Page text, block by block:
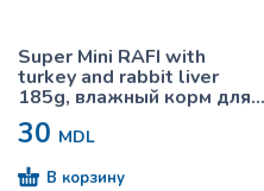
Super Mini RAFI with
turkey and rabbit liver
185g, влажный корм для
собак с индейкой и
печенью кролика
30 MDL
В корзину